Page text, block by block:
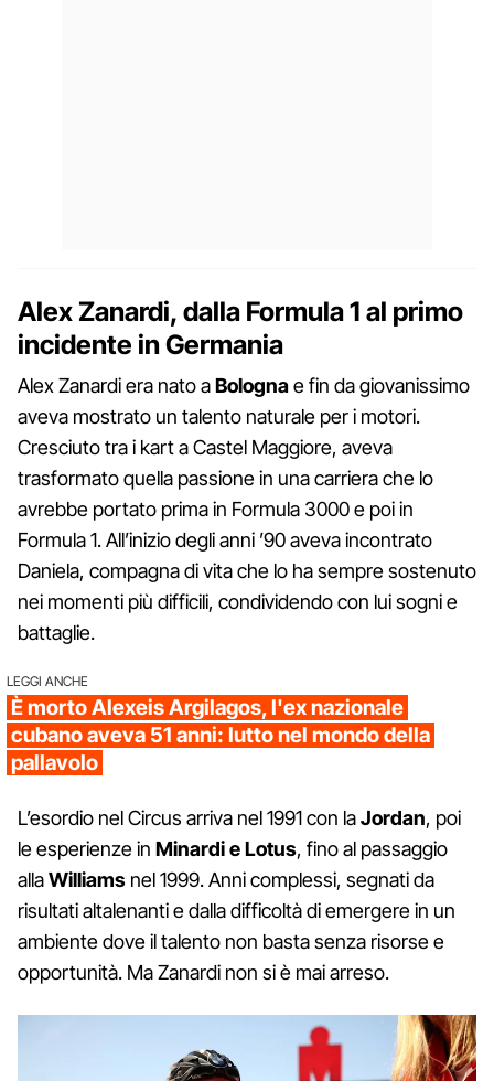
Alex Zanardi, dalla Formula 1 al primo
incidente in Germania
Alex Zanardi era nato aBolognae fin da giovanissimo
aveva mostrato un talento naturale per i motori.
Cresciuto tra i kart a Castel Maggiore, aveva
trasformato quella passione in una carriera che lo
avrebbe portato prima in Formula 3000 e poi in
Formula 1. All’inizio degli anni ’90 aveva incontrato
Daniela, compagna di vita che lo ha sempre sostenuto
nei momenti più difficili, condividendo con lui sogni e
battaglie.
LEGGI ANCHE
È morto Alexeis Argilagos, l'ex nazionale
cubano aveva 51 anni: lutto nel mondo della
pallavolo
L’esordio nel Circus arriva nel 1991 con laJordan, poi
le esperienze in Minardi e Lotus, fino al passaggio
allaWilliams nel 1999. Anni complessi, segnati da
risultati altalenanti e dalla difficoltà di emergere in un
ambiente dove il talento non basta senza risorse e
opportunità. Ma Zanardi non si è mai arreso.